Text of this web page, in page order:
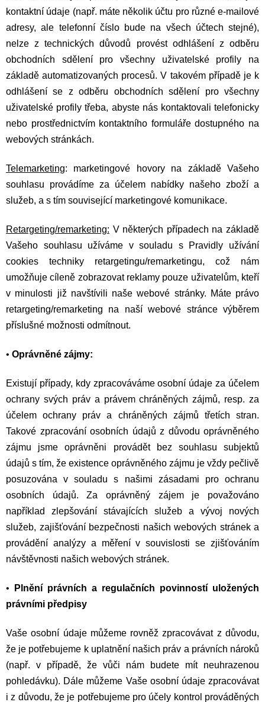
kontaktní údaje (např. máte několik účtu pro různé e-mailové
adresy, ale telefonní číslo bude na všech účtech stejné),
nelze z technických důvodů provést odhlášení z odběru
obchodních sdělení pro všechny uživatelské profily na
základě automatizovaných procesů. V takovém případě je k
odhlášení se z odběru obchodních sdělení pro všechny
uživatelské profily třeba, abyste nás kontaktovali telefonicky
nebo prostřednictvím kontaktního formuláře dostupného na
webových stránkách.
Telemarketing: marketingové hovory na základě Vašeho
souhlasu provádíme za účelem nabídky našeho zboží a
služeb, a s tím související marketingové komunikace.
Retargeting/remarketing: V některých případech na základě
Vašeho souhlasu užíváme v souladu s Pravidly užívání
cookies techniky retargetingu/remarketingu, což nám
umožňuje cíleně zobrazovat reklamy pouze uživatelům, kteří
v minulosti již navštívili naše webové stránky. Máte právo
retargeting/remarketing na naší webové stránce výběrem
příslušné možnosti odmítnout.
• Oprávněné zájmy:
Existují případy, kdy zpracováváme osobní údaje za účelem
ochrany svých práv a právem chráněných zájmů, resp. za
účelem ochrany práv a chráněných zájmů třetích stran.
Takové zpracování osobních údajů z důvodu oprávněného
zájmu jsme oprávněni provádět bez souhlasu subjektů
údajů s tím, že existence oprávněného zájmu je vždy pečlivě
posuzována v souladu s našimi zásadami pro ochranu
osobních údajů. Za oprávněný zájem je považováno
například zlepšování stávajících služeb a vývoj nových
služeb, zajišťování bezpečnosti našich webových stránek a
provádění analýzy a měření v souvislosti se zjišťováním
návštěvnosti našich webových stránek.
• Plnění právních a regulačních povinností uložených
právními předpisy
Vaše osobní údaje můžeme rovněž zpracovávat z důvodu,
že je potřebujeme k uplatnění našich práv a právních nároků
(např. v případě, že vůči nám budete mít neuhrazenou
pohledávku). Dále můžeme Vaše osobní údaje zpracovávat
i z důvodu, že je potřebujeme pro účely kontrol prováděných